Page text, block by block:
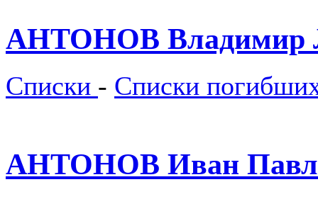
АНТОНОВ Владимир
Списки - Списки
АНТОНОВ Иван